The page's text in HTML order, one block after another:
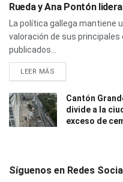
Rueda y Ana Pontón
La política gallega mantiene
valoración de sus
publicados...
LEER MÁS
Cantón
divide a la
exceso de
Síguenos en Redes